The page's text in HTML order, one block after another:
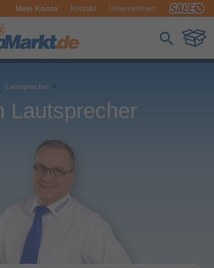
Mein Konto Kontakt Unternehmen
Lautsprecher
Lautsprecher